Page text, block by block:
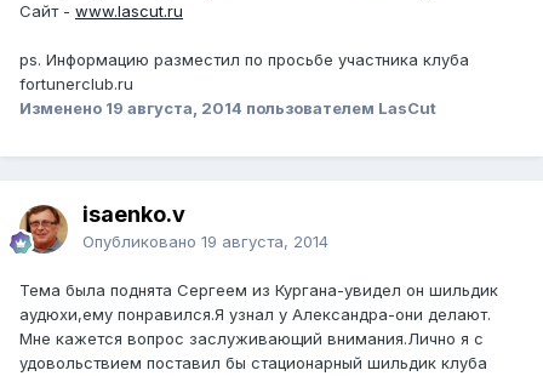
Сайт - www.lascut.ru
ps. Информацию разместил по просьбе участника клуба
fortunerclub.ru
Изменено 19 августа, 2014 пользователем LasCut
isaenko.v
Опубликовано 19 августа, 2014
Тема была поднята Сергеем из Кургана-увидел он шильдик
аудюхи,ему понравился.Я узнал у Александра-они делают.
Мне кажется вопрос заслуживающий внимания.Лично я с
удовольствием поставил бы стационарный шильдик клуба